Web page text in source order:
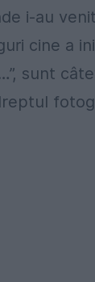
i-au
cine a
sunt